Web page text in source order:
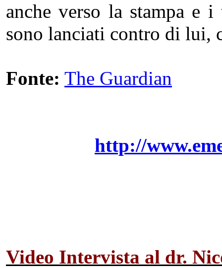
anche verso la stampa e
sono lanciati contro di lui,
Fonte: The Guardian
http://
Video Intervista al dr.